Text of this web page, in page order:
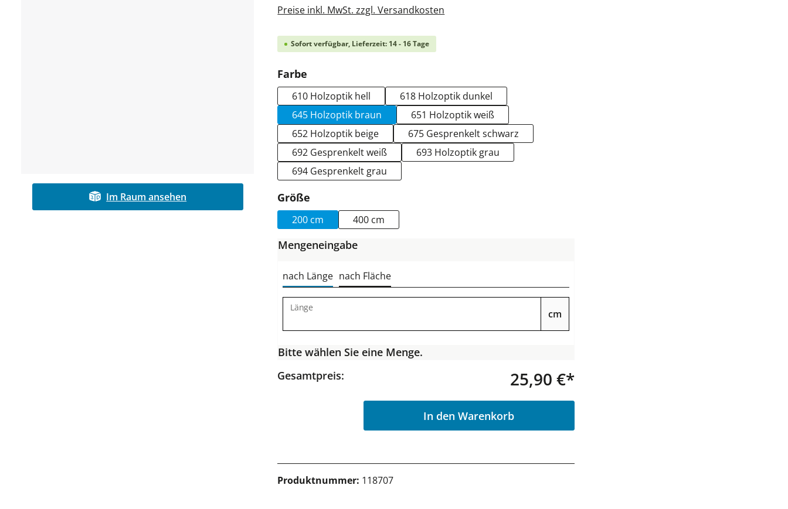
Im Raum ansehen
Preise inkl. MwSt. zzgl. Versandkosten
Sofort verfügbar, Lieferzeit: 14 - 16 Tage
Farbe
610 Holzoptik hell
618 Holzoptik dunkel
645 Holzoptik braun
651 Holzoptik weiß
652 Holzoptik beige
675 Gesprenkelt schwarz
692 Gesprenkelt weiß
693 Holzoptik grau
694 Gesprenkelt grau
Größe
200 cm 400 cm
Mengeneingabe
nach Länge nach Fläche
Länge
cm
Bitte wählen Sie eine Menge.
Gesamtpreis:
25,90 €*
In den Warenkorb
Produktnummer: 118707